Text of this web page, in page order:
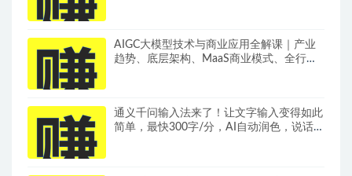
AIGC大模型技术与商业应用全解课｜产业
趋势、底层架构、MaaS商业模式、全行业
通义千问输入法来了！让文字输入变得如此
简单，最快300字/分，AI自动润色，说话秒